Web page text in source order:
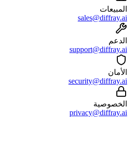
المبيعات
sales@diffray.ai
الدعم
support@diffray.ai
الأمان
security@diffray.ai
الخصوصية
privacy@diffray.ai